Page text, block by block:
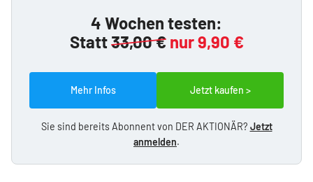
4 Wochen testen:
Statt33,00 € nur 9,90 €
Mehr Infos Jetzt kaufen >
Sie sind bereits Abonnent von DER AKTIONÄR? Jetzt
anmelden.